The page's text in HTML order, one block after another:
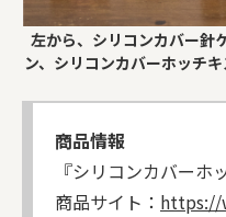
左から、シリコンカバー針
ン、シリコンカバーホッチ
商品情報
『シリコンカバーホ
商品サイト： https://